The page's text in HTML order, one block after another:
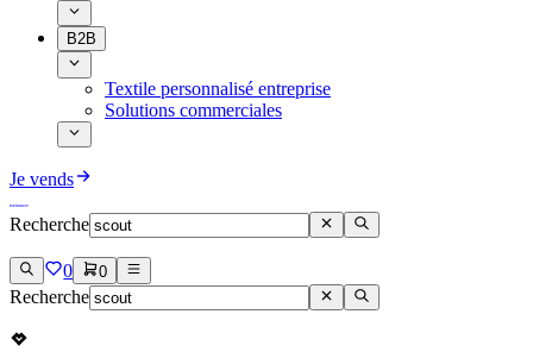
B2B
Textile personnalisé entreprise
Solutions commerciales
Je vends
Recherche
0 0
Recherche